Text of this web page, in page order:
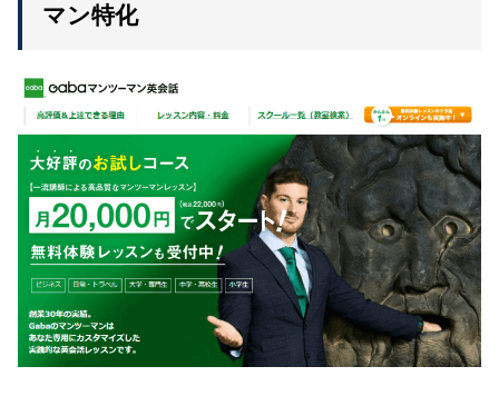
マン特化